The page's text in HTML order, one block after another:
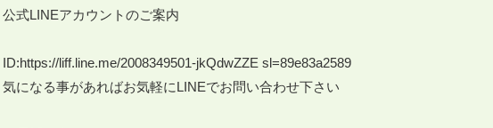
公式LINEアカウントのご案内
ID:https://liff.line.me/2008349501-jkQdwZZE sl=89e83a2589
気になる事があればお気軽にLINEでお問い合わせ下さい